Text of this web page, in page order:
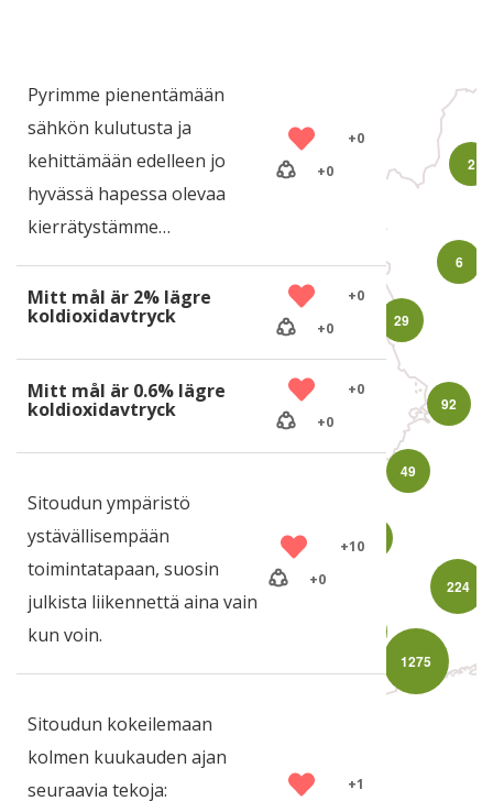
Pyrimme pienentämään
sähkön kulutusta ja
kehittämään edelleen jo
hyvässä hapessa olevaa
kierrätystämme…
+0
+0
Mitt mål är 2% lägre
koldioxidavtryck
+0
+0
Mitt mål är 0.6% lägre
koldioxidavtryck
+0
+0
Sitoudun ympäristö
ystävällisempään
toimintatapaan, suosin
julkista liikennettä aina vain
kun voin.
+10
+0
Sitoudun kokeilemaan
kolmen kuukauden ajan
seuraavia tekoja:
+1
2
29
49
6
47
224
92
1275